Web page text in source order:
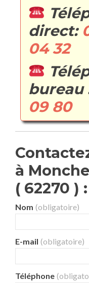
direct:
04 32
bureau
09 80
à
( 62270 ) :
Nom (obligatoire)
E-mail (obligatoire)
Téléphone